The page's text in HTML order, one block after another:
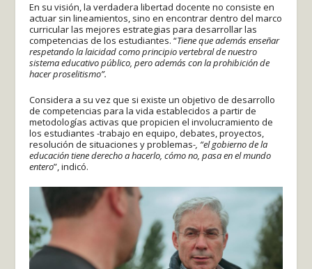
En su visión, la verdadera libertad docente no consiste en
actuar sin lineamientos, sino en encontrar dentro del marco
curricular las mejores estrategias para desarrollar las
competencias de los estudiantes. “Tiene que además enseñar
respetando la laicidad como principio vertebral de nuestro
sistema educativo público, pero además con la prohibición de
hacer proselitismo”.
Considera a su vez que si existe un objetivo de desarrollo
de competencias para la vida establecidos a partir de
metodologías activas que propicien el involucramiento de
los estudiantes -trabajo en equipo, debates, proyectos,
resolución de situaciones y problemas-, “el gobierno de la
educación tiene derecho a hacerlo, cómo no, pasa en el mundo
entero”, indicó.